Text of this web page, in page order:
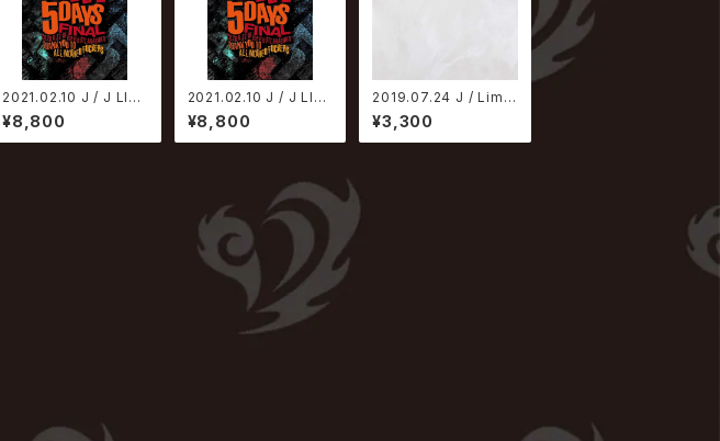
2021.02.10 J / J LIVE
STREAMING AKASA
KA BLITZ 5DAYS FIN
AL -THANK YOU TO
¥8,800
2021.02.10 J / J LIVE
STREAMING AKASA
KA BLITZ 5DAYS FIN
AL -THANK YOU TO
¥8,800
2019.07.24 J / Limitl
ess【CD ONLY盤】
¥3,300